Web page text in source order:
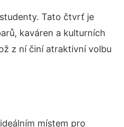
Tato čtvrť je
kaváren a kulturních
z ní činí atraktivní volbu
místem pro